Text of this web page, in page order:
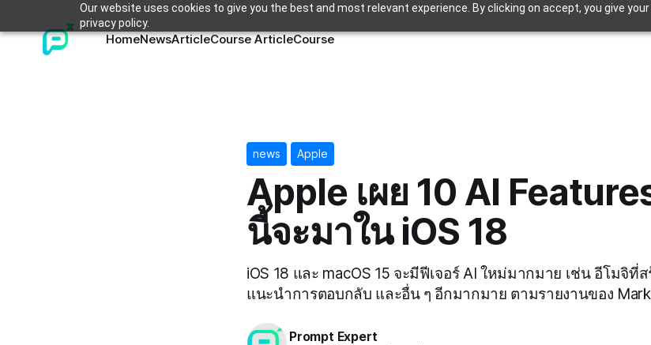
Our website uses cookies to give you the best and most relevant experience. By clicking on accept, you give
privacy policy.
HomeNewsArticleCourse ArticleCourse
news Apple
Apple เผย 10 AI
นี้จะมาใน iOS 18
iOS 18 และ macOS 15 จะมีฟีเจอร์ AI ใหม่มากมาย เช่น อีโมจิที่
แนะนำการตอบกลับ และอื่น ๆ อีกมากมาย ตามรายงานของ
Prompt Expert